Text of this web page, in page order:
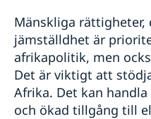
Mänskliga rättigheter,
jämställdhet är
afrikapolitik, men
Det är viktigt att
Afrika. Det kan
och ökad tillgång till